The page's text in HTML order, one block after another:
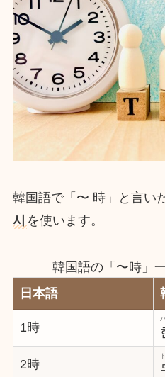
韓国語で「〜 時」と言い
시 を使います。
韓国語の「〜時」
日本語
1時
2時